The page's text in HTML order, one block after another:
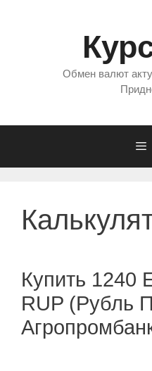
Обмен валют
Купить 1240
RUP (Рубль